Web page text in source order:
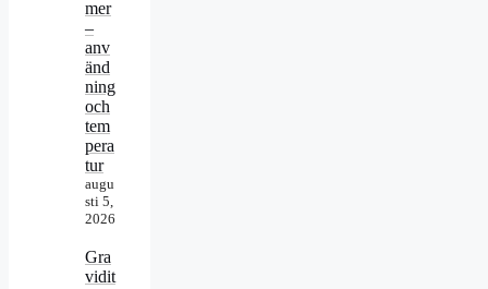
mer
–
anv
änd
ning
och
tem
pera
tur
augu
sti 5,
2026
Gra
vidit